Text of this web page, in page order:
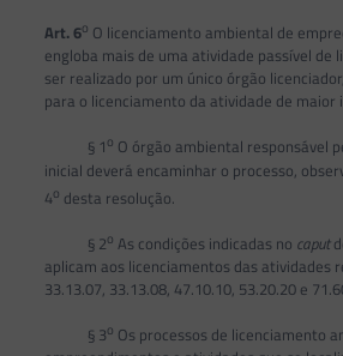
Art.6o O licenciamento ambiental de
engloba mais de uma atividade passível de
ser realizado por um único órgão
para o licenciamento da atividade de maior
§ 1o O órgão ambiental responsável
inicial deverá encaminhar o processo,
4o desta resolução.
§ 2o As condições indicadas no caput
aplicam aos licenciamentos das atividades
33.13.07, 33.13.08, 47.10.10, 53.20.20 e
§ 3o Os processos de licenciamento